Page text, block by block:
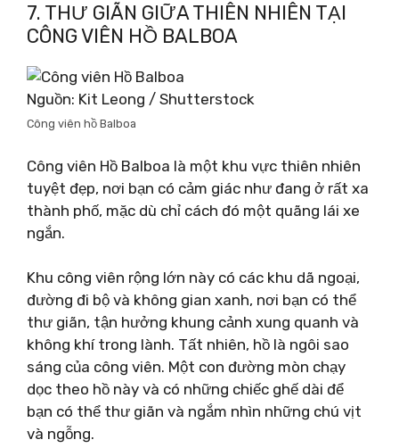
7. THƯ GIÃN GIỮA THIÊN NHIÊN TẠI
CÔNG VIÊN HỒ BALBOA
Nguồn: Kit Leong / Shutterstock
Công viên hồ Balboa
Công viên Hồ Balboa là một khu vực thiên nhiên
tuyệt đẹp, nơi bạn có cảm giác như đang ở rất xa
thành phố, mặc dù chỉ cách đó một quãng lái xe
ngắn.
Khu công viên rộng lớn này có các khu dã ngoại,
đường đi bộ và không gian xanh, nơi bạn có thể
thư giãn, tận hưởng khung cảnh xung quanh và
không khí trong lành. Tất nhiên, hồ là ngôi sao
sáng của công viên. Một con đường mòn chạy
dọc theo hồ này và có những chiếc ghế dài để
bạn có thể thư giãn và ngắm nhìn những chú vịt
và ngỗng.